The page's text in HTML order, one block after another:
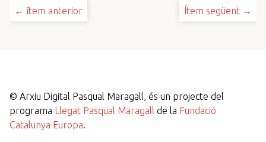
← ítem anterior Ítem següent →
© Arxiu Digital Pasqual Maragall, és un projecte del
programa Llegat Pasqual Maragall de la Fundació
Catalunya Europa.